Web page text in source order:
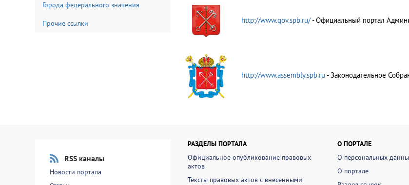
Города федерального значения
Прочие ссылки http://www.gov.spb.ru/- Официальный портал
http://www.assembly.spb.ru - Законодательное
RSS каналы
Новости портала
РАЗДЕЛЫ ПОРТАЛА
Официальное опубликование правовых
актов
Тексты правовых актов с внесенными
О ПОРТАЛЕ
О персональных
О портале